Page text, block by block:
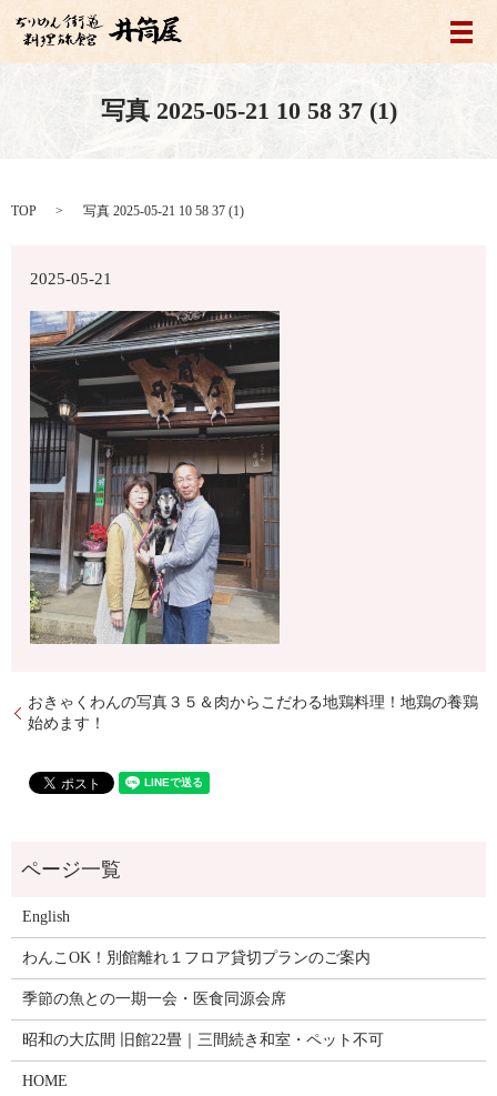
メ
写真 2025-05-21 10 58 37 (1)
TOP 写真 2025-05-21 10 58 37 (1)
2025-05-21
おきゃくわんの写真３５＆肉からこだわる地鶏料理！地鶏の養鶏
始めます！
English
わんこOK！別館離れ１フロア貸切プランのご案内
季節の魚との一期一会・医食同源会席
昭和の大広間 旧館22畳｜三間続き和室・ペット不可
HOME